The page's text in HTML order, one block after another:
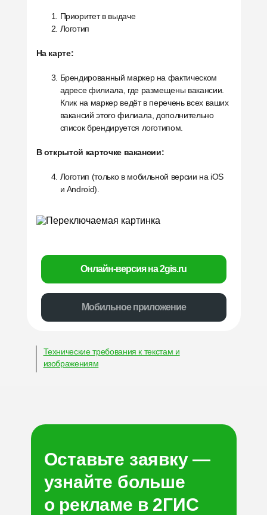
Приоритет в выдаче
Логотип
На карте:
Брендированный маркер на фактическом
адресе филиала, где размещены вакансии.
Клик на маркер ведёт в перечень всех ваших
вакансий этого филиала, дополнительно
список брендируется логотипом.
В открытой карточке вакансии:
Логотип (только в мобильной версии на iOS
и Android).
Онлайн-версия на 2gis.ru
Мобильное приложение
Технические требования к текстам и
изображениям
Оставьте заявку —
узнайте больше
о рекламе в 2ГИС